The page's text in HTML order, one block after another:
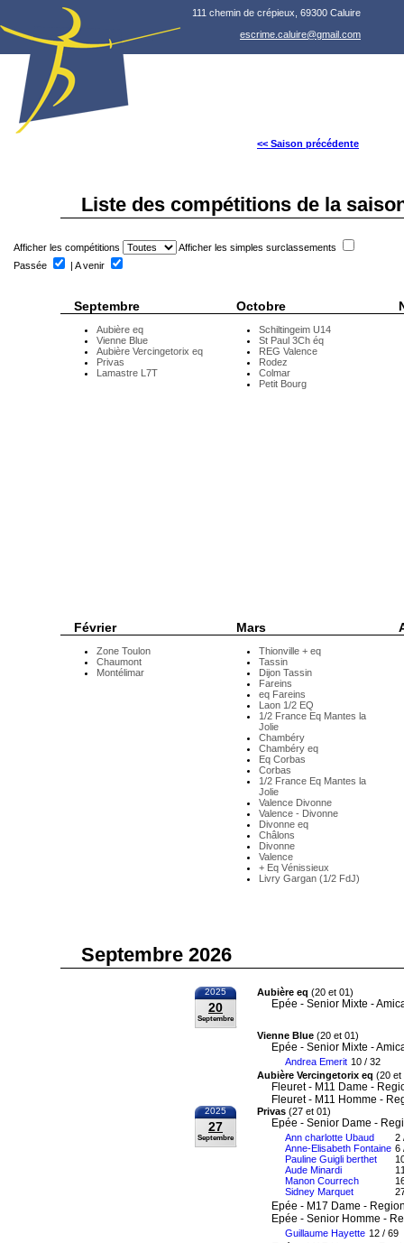
111 chemin de crépieux, 69300 Caluire
escrime.caluire@gmail.com
<< Saison précédente
Liste des compétitions de la
Afficher les compétitions
Afficher les simples surclassements
Passée
| A venir
Septembre
Aubière eq
Vienne Blue
Aubière Vercingetorix eq
Privas
Lamastre L7T
Octobre
Schiltingeim U14
St Paul 3Ch éq
REG Valence
Rodez
Colmar
Petit Bourg
Février
Zone Toulon
Chaumont
Montélimar
Mars
Thionville + eq
Tassin
Dijon Tassin
Fareins
eq Fareins
Laon 1/2 EQ
1/2 France Eq Mantes la
Jolie
Chambéry
Chambéry eq
Eq Corbas
Corbas
1/2 France Eq Mantes la
Jolie
Valence Divonne
Valence - Divonne
Divonne eq
Châlons
Divonne
Valence
+ Eq Vénissieux
Livry Gargan (1/2 FdJ)
Septembre 2026
2025
20
Septembre
Aubière eq (20 et 01)
Epée - Senior Mixte -
Vienne Blue (20 et 01)
Epée - Senior Mixte -
Andrea Emerit 10 / 32
Aubière Vercingetorix eq (20 et
Fleuret - M11 Dame -
Fleuret - M11 Homme -
2025
27
Septembre
Privas (27 et 01)
Epée - Senior Dame -
Ann charlotte Ubaud
Anne-Elisabeth Fontaine
Pauline Guigli berthet
Aude Minardi
Manon Courrech
Sidney Marquet
2
6
Epée - M17 Dame -
Epée - Senior Homme -
Guillaume Hayette 12 / 69